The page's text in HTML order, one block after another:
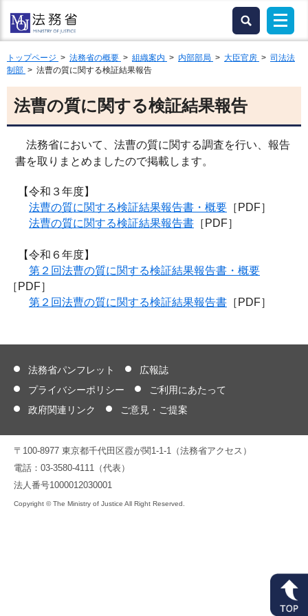
トップページ > 法務省の概要 > 組織案内 > 内部部局 > 大臣官房 > 司法法
制部 > 法曹の質に関する検証結果報告
法曹の質に関する検証結果報告
法務省において、法曹の質に関する調査を行い、報告
書を取りまとめましたので掲載します。
【令和３年度】
法曹の質に関する検証結果報告書・概要 ［PDF］
法曹の質に関する検証結果報告書 ［PDF］
【令和６年度】
第２回法曹の質に関する検証結果報告書・概要
［PDF］
第２回法曹の質に関する検証結果報告書 ［PDF］
法務省パンフレット
広報誌
プライバシーポリシー
ご利用にあたって
政府関連リンク
ご意見・ご提案
〒100-8977 東京都千代田区霞が関1-1-1（法務省アクセス）
電話：03-3580-4111（代表）
法人番号1000012030001
Copyright © The Ministry of Justice All Right Reserved.